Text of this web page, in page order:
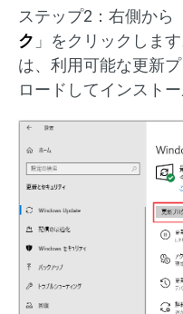
ステップ2：右側から
ク 」をクリックしま
は、利用可能な更新
ロードしてインストー